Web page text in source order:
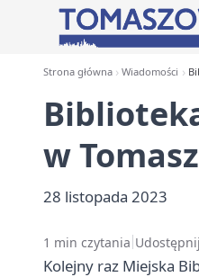
Strona główna Wiadomości
w
28 listopada 2023
1 min czytania Udostępnij
Kolejny raz Miejska